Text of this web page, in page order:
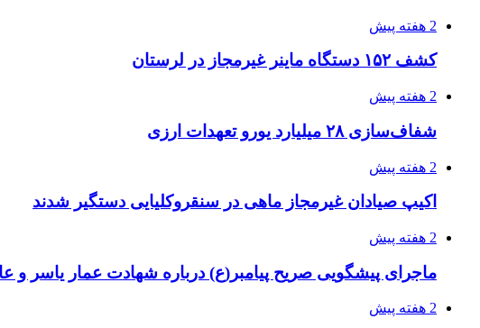
2 هفته پیش
کشف ۱۵۲ دستگاه ماینر غیرمجاز در لرستان
2 هفته پیش
شفاف‌سازی ۲۸ میلیارد یورو تعهدات ارزی
2 هفته پیش
اکیپ صیادان غیرمجاز ماهی در سنقروکلیایی دستگیر شدند
2 هفته پیش
ماجرای پیشگویی صریح پیامبر(ع) درباره شهادت عمار یاسر و
2 هفته پیش